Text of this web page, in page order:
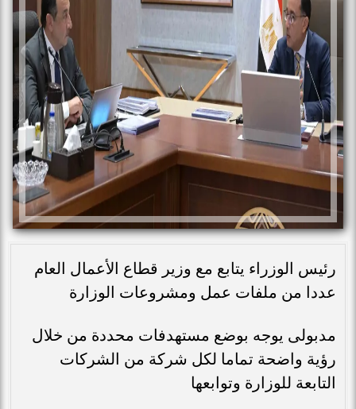
رئيس الوزراء يتابع مع وزير قطاع الأعمال العام
عددا من ملفات عمل ومشروعات الوزارة
مدبولى يوجه بوضع مستهدفات محددة من خلال
رؤية واضحة تماما لكل شركة من الشركات
التابعة للوزارة وتوابعها